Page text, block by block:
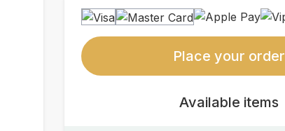
Place your order
Available items